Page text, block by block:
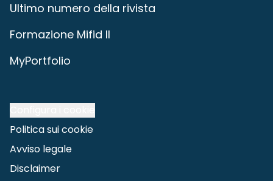
Ultimo numero della rivista
Formazione Mifid II
MyPortfolio
Politica sui cookie
Avviso legale
Disclaimer